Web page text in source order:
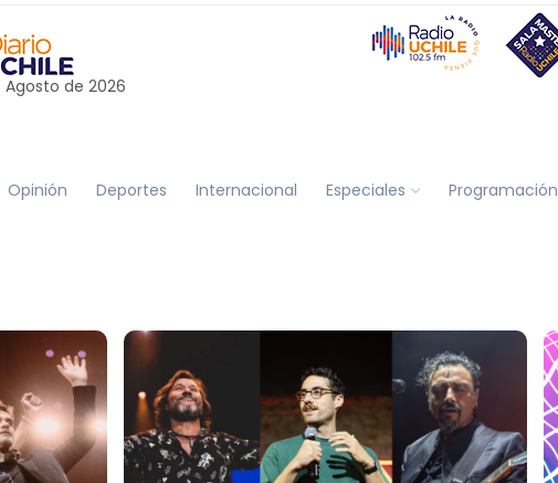
Agosto de 2026
Opinión Deportes Internacional Especiales Programación